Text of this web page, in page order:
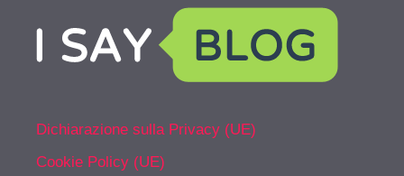
Dichiarazione sulla Privacy (UE)
Cookie Policy (UE)